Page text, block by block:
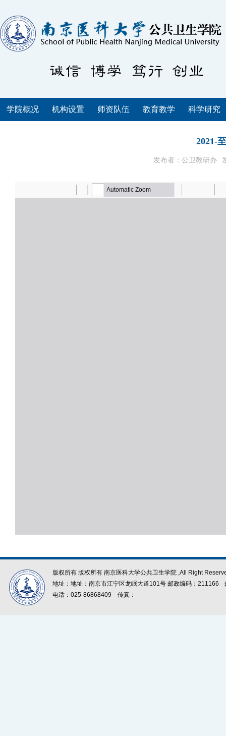
学院概况 机构设置 师资队伍 教育教学 科学研究
2021-
发布者：公卫教研办
版权所有 版权所有 南京医科大学公共卫生学院 ,All Right
地址：地址：南京市江宁区龙眠大道101号 邮政编码：211166
电话：025-86868409
传真：